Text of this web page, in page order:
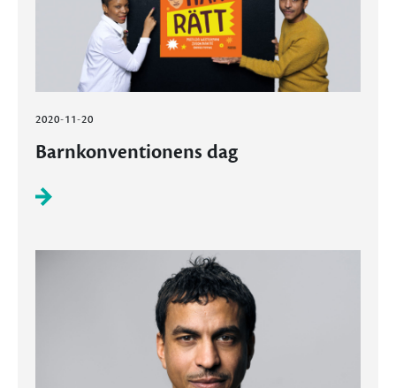
2020-11-20
Barnkonventionens dag